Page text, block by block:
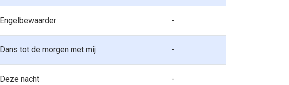
Engelbewaarder -
Dans tot de morgen met mij -
Deze nacht -